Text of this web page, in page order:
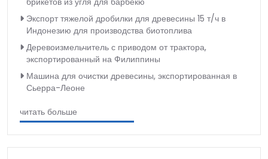
Экспорт тяжелой дробилки для древесины 15 т/ч в
Индонезию для производства биотоплива
Деревоизмельчитель с приводом от трактора,
экспортированный на Филиппины
Машина для очистки древесины, экспортированная в
Сьерра-Леоне
читать больше